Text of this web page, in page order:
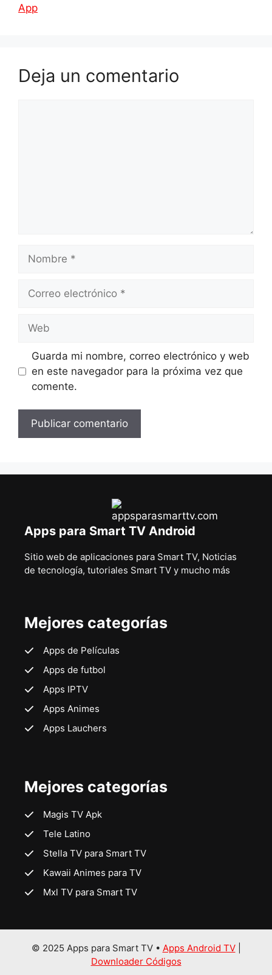
App
Deja un comentario
electrónico
Guarda mi nombre, correo electrónico y web
en este navegador para la próxima vez que
comente.
Apps para Smart TV Android
Sitio web de aplicaciones para Smart TV, Noticias
de tecnología, tutoriales Smart TV y mucho más
Mejores categorías
Apps de Películas
Apps de futbol
Apps IPTV
Apps Animes
Apps Lauchers
Mejores categorías
Magis TV Apk
Tele Latino
Stella TV para Smart TV
Kawaii Animes para TV
Mxl TV para Smart TV
© 2025 Apps para Smart TV • Apps Android TV|
Downloader Códigos